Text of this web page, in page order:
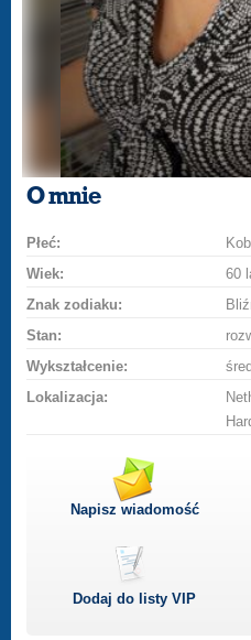
O mnie
Płeć:
Wiek:
60
Znak zodiaku:
Stan:
Wykształcenie:
Lokalizacja:
Napisz wiadomość
Dodaj do listyVIP